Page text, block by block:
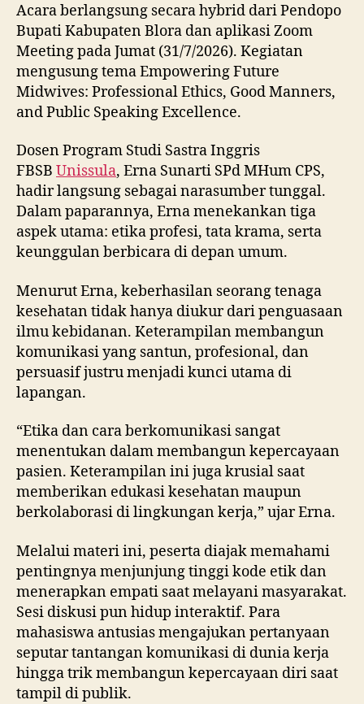
Acara berlangsung secara hybrid dari Pendopo
Bupati Kabupaten Blora dan aplikasi Zoom
Meeting pada Jumat (31/7/2026). Kegiatan
mengusung tema Empowering Future
Midwives: Professional Ethics, Good Manners,
and Public Speaking Excellence.
Dosen Program Studi Sastra Inggris
FBSB Unissula, Erna Sunarti SPd MHum CPS,
hadir langsung sebagai narasumber tunggal.
Dalam paparannya, Erna menekankan tiga
aspek utama: etika profesi, tata krama, serta
keunggulan berbicara di depan umum.
Menurut Erna, keberhasilan seorang tenaga
kesehatan tidak hanya diukur dari penguasaan
ilmu kebidanan. Keterampilan membangun
komunikasi yang santun, profesional, dan
persuasif justru menjadi kunci utama di
lapangan.
“Etika dan cara berkomunikasi sangat
menentukan dalam membangun kepercayaan
pasien. Keterampilan ini juga krusial saat
memberikan edukasi kesehatan maupun
berkolaborasi di lingkungan kerja,” ujar Erna.
Melalui materi ini, peserta diajak memahami
pentingnya menjunjung tinggi kode etik dan
menerapkan empati saat melayani masyarakat.
Sesi diskusi pun hidup interaktif. Para
mahasiswa antusias mengajukan pertanyaan
seputar tantangan komunikasi di dunia kerja
hingga trik membangun kepercayaan diri saat
tampil di publik.